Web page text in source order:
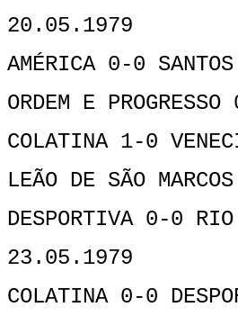
20.05.1979
AMÉRICA 0-0 SANTOS
ORDEM E
COLATINA 1-0
LEÃO DE SÃO
DESPORTIVA 0-0 RIO
23.05.1979
COLATINA 0-0